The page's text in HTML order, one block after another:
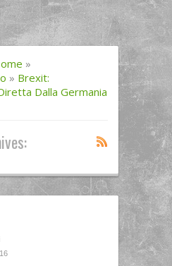
»
» Brexit:
Dalla Germania